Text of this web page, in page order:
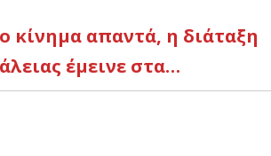
κίνημα απαντά, η διάταξη
έμεινε στα…